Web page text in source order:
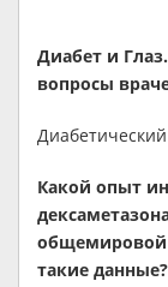
Диабет и
вопросы
Какой опыт
общемировой
такие данные?